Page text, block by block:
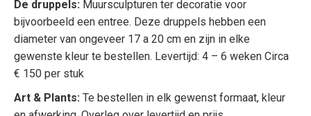
De druppels: Muursculpturen ter decoratie voor
bijvoorbeeld een entree. Deze druppels hebben een
diameter van ongeveer 17 a 20 cm en zijn in elke
gewenste kleur te bestellen. Levertijd: 4 – 6 weken Circa
€ 150 per stuk
Art & Plants: Te bestellen in elk gewenst formaat, kleur